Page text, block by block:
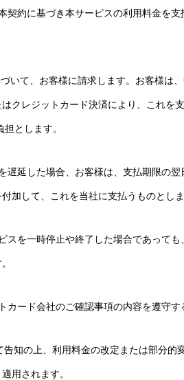
契約に基づき本サービスの利用料金を支
いて、お客様に請求します。お客様は
クレジットカード決済により、これを
とします。
遅延した場合、お客様は、支払期限の
加して、これを当社に支払うものとしま
スを一時停止や終了した場合であって
カード会社のご確認事項の内容を遵守す
知の上、利用料金の改定または部分的
用されます。